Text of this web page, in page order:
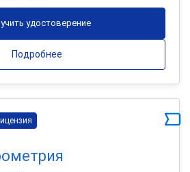
удостоверение
Подробнее